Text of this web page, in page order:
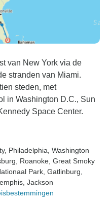
van New York via de
stranden van Miami.
steden, met
in Washington D.C., Sun
Space Center.
, Philadelphia , Washington
, Roanoke , Great Smoky
Park , Gatlinburg
, Jackson